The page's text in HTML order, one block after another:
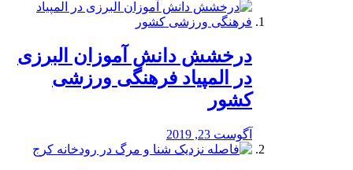
درخشش دانش آموزان البرزی
در المپیاد فرهنگی ورزشی
کشور
آگوست 23, 2019